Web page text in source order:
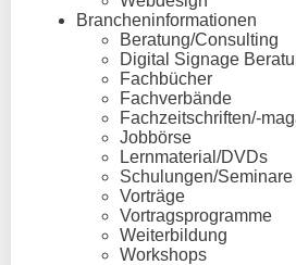
Brancheninformationen
Beratung/Consulting
Digital Signage
Fachbücher
Fachverbände
Fachzeitschriften/-
Jobbörse
Lernmaterial/DVDs
Schulungen/Seminare
Vorträge
Vortragsprogramme
Weiterbildung
Workshops